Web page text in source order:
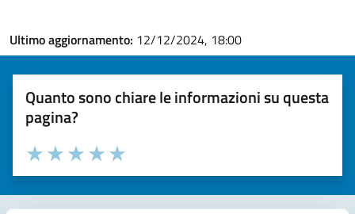
Ultimo aggiornamento: 12/12/2024, 18:00
Quanto sono chiare le informazioni su questa
pagina?
Valuta la chiarezza delle informazioni (da 1 a 5 stelle)
Seleziona il numero di stelle per valutare la chiarezza delle
Valuta 5 stelle su 5
Valuta 4 stelle su 5
Valuta 3 stelle su 5
Valuta 2 stelle su 5
Valuta 1 stelle su 5